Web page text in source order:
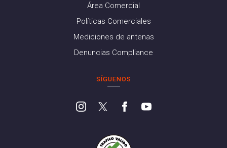
Área Comercial
Políticas Comerciales
Mediciones de antenas
Denuncias Compliance
SÍGUENOS